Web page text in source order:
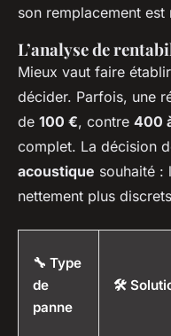
son remplacement
L’analyse de
Mieux vaut faire
décider. Parfois, une
de 100 €, contre 400
complet. La décision
acoustique souhaité :
nettement plus
🔧 Type
de
panne
🛠️